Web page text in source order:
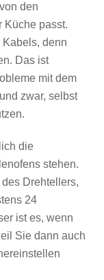
den
Küche passt.
denn
Das ist
mit dem
zwar, selbst
die
stehen.
Drehtellers,
24
ist es, wenn
Sie dann auch